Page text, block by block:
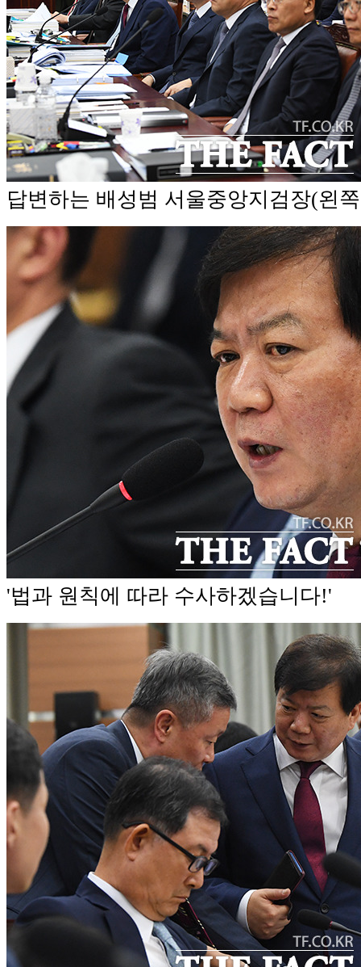
답변하는 배성범 서울중앙지검장(왼
'법과 원칙에 따라 수사하겠습니다!'